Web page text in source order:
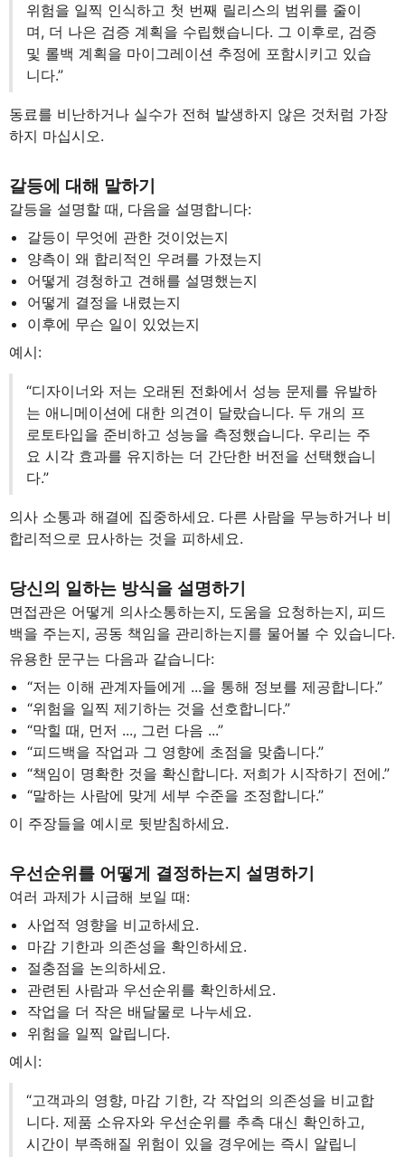
위험을 일찍 인식하고 첫 번째 릴리스의 범위를 줄이
며, 더 나은 검증 계획을 수립했습니다. 그 이후로, 검증
및 롤백 계획을 마이그레이션 추정에 포함시키고 있습
니다.”
동료를 비난하거나 실수가 전혀 발생하지 않은 것처럼 가장
하지 마십시오.
갈등에 대해 말하기
갈등을 설명할 때, 다음을 설명합니다:
갈등이 무엇에 관한 것이었는지
양측이 왜 합리적인 우려를 가졌는지
어떻게 경청하고 견해를 설명했는지
어떻게 결정을 내렸는지
이후에 무슨 일이 있었는지
예시:
“디자이너와 저는 오래된 전화에서 성능 문제를 유발하
는 애니메이션에 대한 의견이 달랐습니다. 두 개의 프
로토타입을 준비하고 성능을 측정했습니다. 우리는 주
요 시각 효과를 유지하는 더 간단한 버전을 선택했습니
다.”
의사 소통과 해결에 집중하세요. 다른 사람을 무능하거나 비
합리적으로 묘사하는 것을 피하세요.
당신의 일하는 방식을 설명하기
면접관은 어떻게 의사소통하는지, 도움을 요청하는지, 피드
백을 주는지, 공동 책임을 관리하는지를 물어볼 수 있습니다.
유용한 문구는 다음과 같습니다:
“저는 이해 관계자들에게 ...을 통해 정보를 제공합니다.”
“위험을 일찍 제기하는 것을 선호합니다.”
“막힐 때, 먼저 ..., 그런 다음 ...”
“피드백을 작업과 그 영향에 초점을 맞춥니다.”
“책임이 명확한 것을 확신합니다. 저희가 시작하기 전에.”
“말하는 사람에 맞게 세부 수준을 조정합니다.”
이 주장들을 예시로 뒷받침하세요.
우선순위를 어떻게 결정하는지 설명하기
여러 과제가 시급해 보일 때:
사업적 영향을 비교하세요.
마감 기한과 의존성을 확인하세요.
절충점을 논의하세요.
관련된 사람과 우선순위를 확인하세요.
작업을 더 작은 배달물로 나누세요.
위험을 일찍 알립니다.
예시:
“고객과의 영향, 마감 기한, 각 작업의 의존성을 비교합
니다. 제품 소유자와 우선순위를 추측 대신 확인하고,
시간이 부족해질 위험이 있을 경우에는 즉시 알립니